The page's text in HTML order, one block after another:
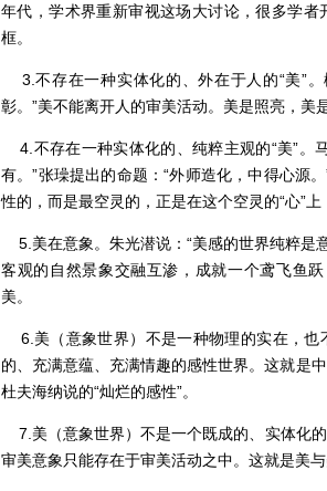
年代，学术界重新审视这场大讨论，很多学
框。
3.不存在一种实体化的、外在于人的“美”
彰。”美不能离开人的审美活动。美是照亮，美
4.不存在一种实体化的、纯粹主观的“美”。
有。”张璪提出的命题：“外师造化，中得心源
性的，而是最空灵的，正是在这个空灵的“心”
5.美在意象。朱光潜说：“美感的世界纯粹是
客观的自然景象交融互渗，成就一个鸢飞鱼
美。
6.美（意象世界）不是一种物理的实在，
的、充满意蕴、充满情趣的感性世界。这就是
杜夫海纳说的“灿烂的感性”。
7.美（意象世界）不是一个既成的、实体化
审美意象只能存在于审美活动之中。这就是美与